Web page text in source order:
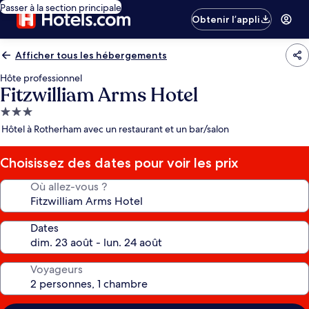
Passer à la section principale
Obtenir l’appli
Afficher tous les hébergements
Hôte professionnel
Fitzwilliam Arms Hotel
Hébergement
3.0 étoiles
Hôtel à Rotherham avec un restaurant et un bar/salon
Choisissez des dates pour voir les prix
Où allez-vous ?
Dates
Voyageurs